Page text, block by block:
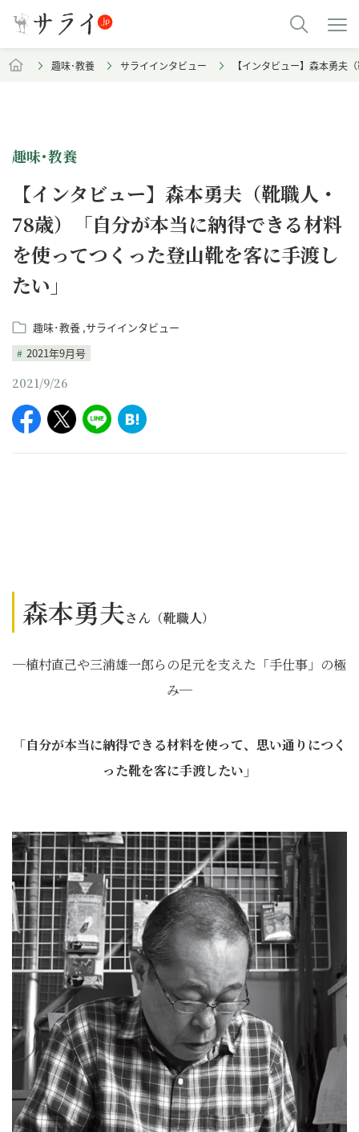
趣味･教養 サライインタビュー 【インタビュー】森本勇夫
趣味･教養
【インタビュー】森本勇夫（靴職人・
78歳）「自分が本当に納得できる材料
を使ってつくった登山靴を客に手渡し
たい」
趣味･教養 サライインタビュー
2021年9月号
2021/9/26
森本勇夫さん （靴職人）
─植村直己や三浦雄一郎らの足元を支えた「手仕事」の極
み─
「自分が本当に納得できる材料を使って、思い通りにつく
った靴を客に手渡したい」